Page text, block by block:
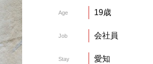
Age 19歳
Job 会社員
Stay 愛知